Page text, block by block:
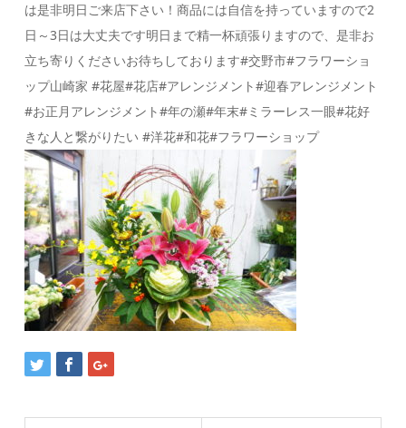
は是非明日ご来店下さい！商品には自信を持っていますので2
日～3日は大丈夫です明日まで精一杯頑張りますので、是非お
立ち寄りくださいお待ちしております#交野市#フラワーショ
ップ山崎家 #花屋#花店#アレンジメント#迎春アレンジメント
#お正月アレンジメント#年の瀬#年末#ミラーレス一眼#花好
きな人と繋がりたい #洋花#和花#フラワーショップ